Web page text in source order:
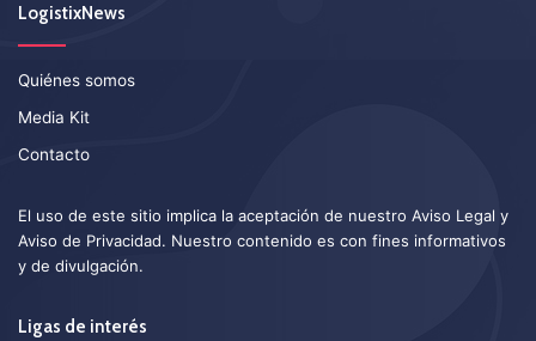
LogistixNews
Quiénes somos
Media Kit
Contacto
El uso de este sitio implica la aceptación de nuestro Aviso Legal y
Aviso de Privacidad. Nuestro contenido es con fines informativos
y de divulgación.
Ligas de interés